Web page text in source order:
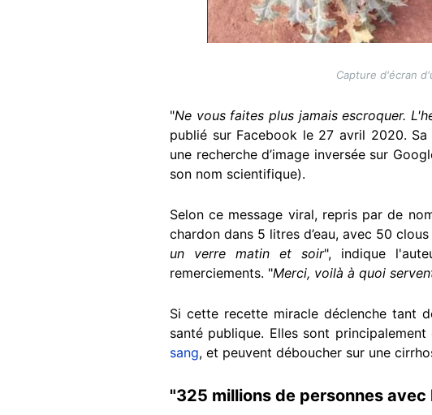
Capture d'écran
"Ne vous faites plus jamais escroquer.
publié sur Facebook le 27 avril 2020.
une recherche d’image inversée sur
son nom scientifique).
Selon ce message viral, repris par de
chardon dans 5 litres d’eau, avec 50
un verre matin et soir", indique
remerciements. "Merci, voilà à quoi
Si cette recette miracle déclenche tant
santé publique. Elles sont
sang, et peuvent déboucher sur une
"325 millions de personnes